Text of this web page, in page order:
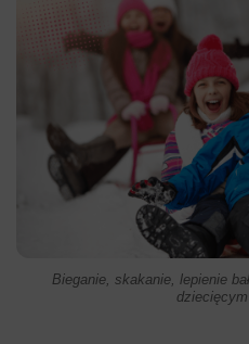
Bieganie, skakanie, lepienie